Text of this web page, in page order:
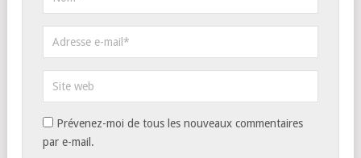
Prévenez-moi de tous les nouveaux commentaires
par e-mail.